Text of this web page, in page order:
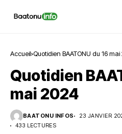
Accueil Quotidien BAATONU du 16
Quotidien
mai 2024
BAATONU INFOS 23 JANVIER
433 LECTURES